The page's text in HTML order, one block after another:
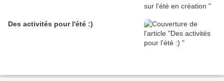
Des activités pour l'été :)